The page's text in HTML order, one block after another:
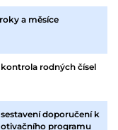
a měsíce
rodných čísel
doporučení k
programu